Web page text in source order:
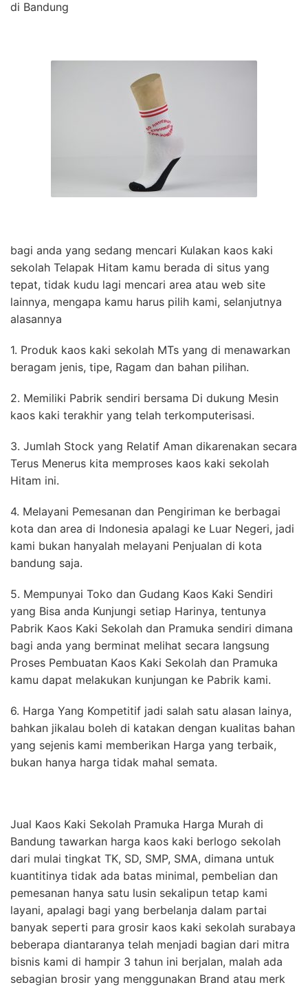
di Bandung
bagi anda yang sedang mencari Kulakan kaos kaki
sekolah Telapak Hitam kamu berada di situs yang
tepat, tidak kudu lagi mencari area atau web site
lainnya, mengapa kamu harus pilih kami, selanjutnya
alasannya
1. Produk kaos kaki sekolah MTs yang di menawarkan
beragam jenis, tipe, Ragam dan bahan pilihan.
2. Memiliki Pabrik sendiri bersama Di dukung Mesin
kaos kaki terakhir yang telah terkomputerisasi.
3. Jumlah Stock yang Relatif Aman dikarenakan secara
Terus Menerus kita memproses kaos kaki sekolah
Hitam ini.
4. Melayani Pemesanan dan Pengiriman ke berbagai
kota dan area di Indonesia apalagi ke Luar Negeri, jadi
kami bukan hanyalah melayani Penjualan di kota
bandung saja.
5. Mempunyai Toko dan Gudang Kaos Kaki Sendiri
yang Bisa anda Kunjungi setiap Harinya, tentunya
Pabrik Kaos Kaki Sekolah dan Pramuka sendiri dimana
bagi anda yang berminat melihat secara langsung
Proses Pembuatan Kaos Kaki Sekolah dan Pramuka
kamu dapat melakukan kunjungan ke Pabrik kami.
6. Harga Yang Kompetitif jadi salah satu alasan lainya,
bahkan jikalau boleh di katakan dengan kualitas bahan
yang sejenis kami memberikan Harga yang terbaik,
bukan hanya harga tidak mahal semata.
Jual Kaos Kaki Sekolah Pramuka Harga Murah di
Bandung tawarkan harga kaos kaki berlogo sekolah
dari mulai tingkat TK, SD, SMP, SMA, dimana untuk
kuantitinya tidak ada batas minimal, pembelian dan
pemesanan hanya satu lusin sekalipun tetap kami
layani, apalagi bagi yang berbelanja dalam partai
banyak seperti para grosir kaos kaki sekolah surabaya
beberapa diantaranya telah menjadi bagian dari mitra
bisnis kami di hampir 3 tahun ini berjalan, malah ada
sebagian brosir yang menggunakan Brand atau merk